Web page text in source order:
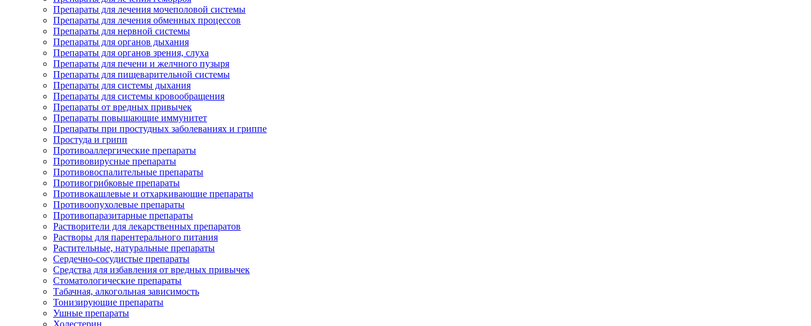
Препараты для лечения мочеполовой системы
Препараты для лечения обменных процессов
Препараты для нервной системы
Препараты для органов дыхания
Препараты для органов зрения, слуха
Препараты для печени и желчного пузыря
Препараты для пищеварительной системы
Препараты для системы дыхания
Препараты для системы кровообращения
Препараты от вредных привычек
Препараты повышающие иммунитет
Препараты при простудных заболеваниях и гриппе
Простуда и грипп
Противоаллергические препараты
Противовирусные препараты
Противовоспалительные препараты
Противогрибковые препараты
Противокашлевые и отхаркивающие препараты
Противоопухолевые препараты
Противопаразитарные препараты
Растворители для лекарственных препаратов
Растворы для парентерального питания
Растительные, натуральные препараты
Сердечно-сосудистые препараты
Средства для избавления от вредных привычек
Стоматологические препараты
Табачная, алкогольная зависимость
Тонизирующие препараты
Ушные препараты
Холестерин